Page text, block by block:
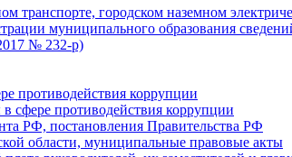
транспорте, городском наземном
муниципального образования
№ 232-р)
противодействия коррупции
сфере противодействия коррупции
РФ, постановления Правительства РФ
области, муниципальные правовые акты